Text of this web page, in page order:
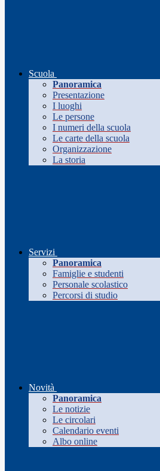
Scuola
Panoramica
Presentazione
I luoghi
Le persone
I numeri della scuola
Le carte della scuola
Organizzazione
La storia
Servizi
Panoramica
Famiglie e studenti
Personale scolastico
Percorsi di studio
Novità
Panoramica
Le notizie
Le circolari
Calendario eventi
Albo online